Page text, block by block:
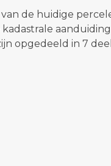
de huidige
opgedeeld in 7